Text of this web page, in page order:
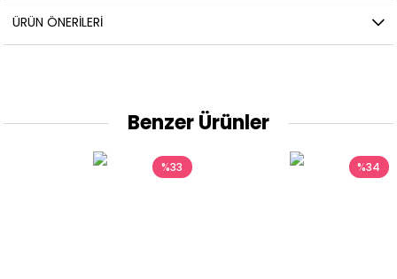
ÜRÜN ÖNERILERI
Benzer Ürünler
%33 %34